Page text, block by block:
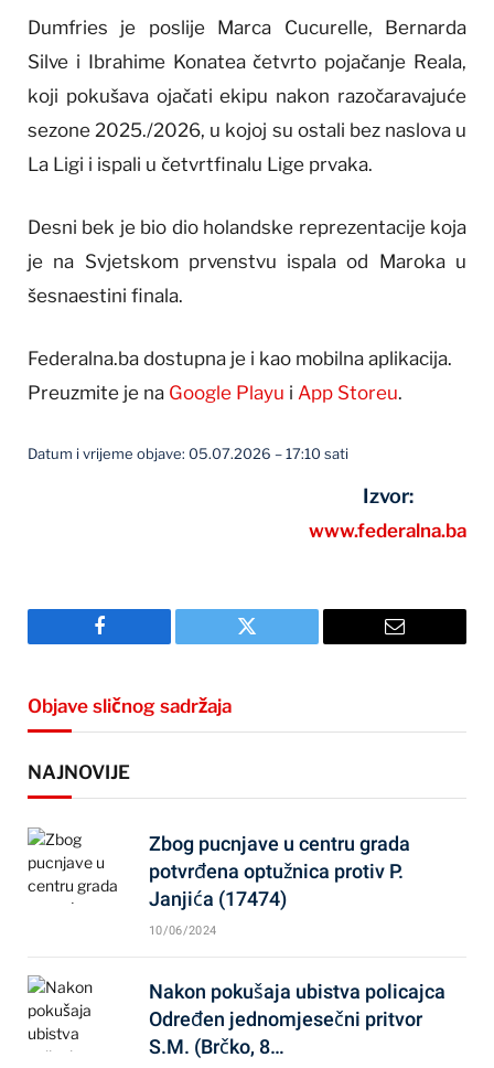
Dumfries je poslije Marca Cucurelle, Bernarda
Silve i Ibrahime Konatea četvrto pojačanje Reala,
koji pokušava ojačati ekipu nakon razočaravajuće
sezone 2025./2026, u kojoj su ostali bez naslova u
La Ligi i ispali u četvrtfinalu Lige prvaka.
Desni bek je bio dio holandske reprezentacije koja
je na Svjetskom prvenstvu ispala od Maroka u
šesnaestini finala.
Federalna.ba dostupna je i kao mobilna aplikacija.
Preuzmite je na Google Playu i App Storeu.
Datum i vrijeme objave: 05.07.2026 – 17:10 sati
Izvor:
www.federalna.ba
Facebook Twitter Email
Objave sličnog sadržaja
NAJNOVIJE
Zbog pucnjave u centru grada
potvrđena optužnica protiv P.
Janjića (17474)
10/06/2024
Nakon pokušaja ubistva policajca
Određen jednomjesečni pritvor
S.M. (Brčko, 8…